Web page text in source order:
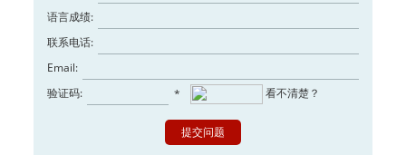
语言成绩:
联系电话:
Email:
验证码:
看不清楚？
*